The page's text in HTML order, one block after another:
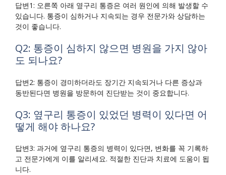
답변1: 오른쪽 아래 옆구리 통증은 여러 원인에 의해 발생할 수
있습니다. 통증이 심하거나 지속되는 경우 전문가와 상담하는
것이 좋습니다.
Q2: 통증이 심하지 않으면 병원을 가지 않아
도 되나요?
답변2: 통증이 경미하더라도 장기간 지속되거나 다른 증상과
동반된다면 병원을 방문하여 진단받는 것이 중요합니다.
Q3: 옆구리 통증이 있었던 병력이 있다면 어
떻게 해야 하나요?
답변3: 과거에 옆구리 통증의 병력이 있다면, 변화를 꼭 기록하
고 전문가에게 이를 알리세요. 적절한 진단과 치료에 도움이 됩
니다.